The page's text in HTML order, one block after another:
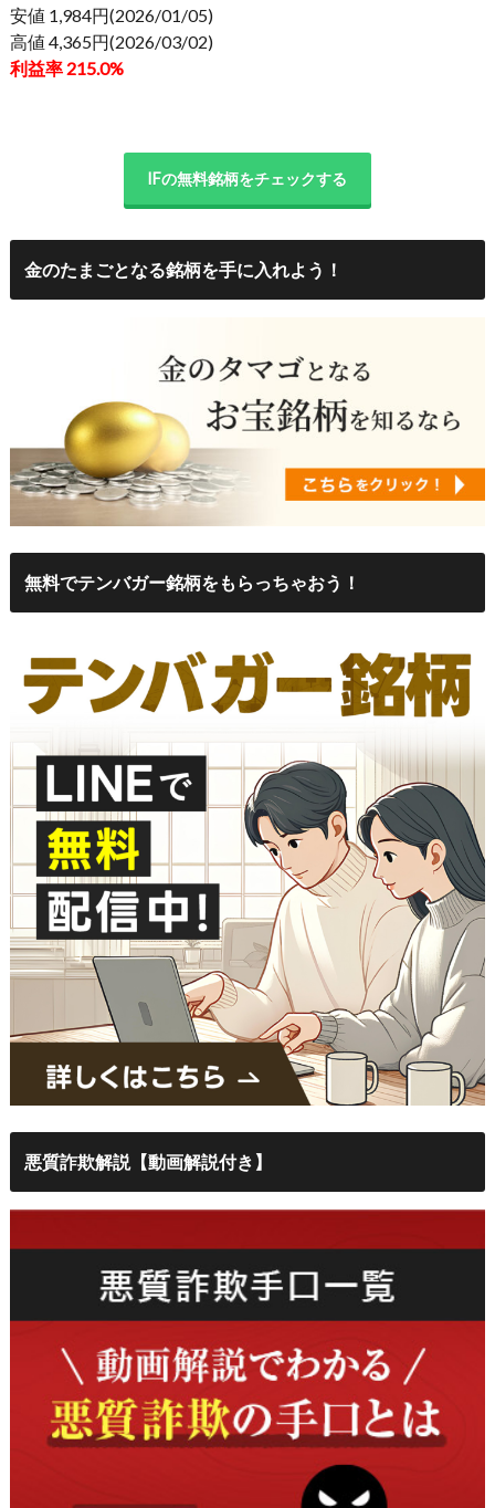
安値 1,984円(2026/01/05)
高値 4,365円(2026/03/02)
利益率 215.0%
IFの無料銘柄をチェックする
金のたまごとなる銘柄を手に入れよう！
無料でテンバガー銘柄をもらっちゃおう！
悪質詐欺解説【動画解説付き】